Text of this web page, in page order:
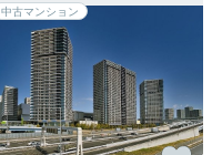
中古マンション